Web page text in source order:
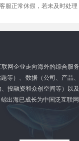
服正常休假，若未及时处理
网企业走向海外的综合服
等）、数据（公司、产品
投融资和众创空间等）以
出海已成长为中国泛互联